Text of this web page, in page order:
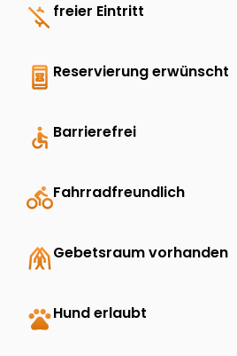
money_off freier Eintritt
book_online Reservierung erwünscht
accessible Barrierefrei
directions_bikeFahrradfreundlich
folded_handsGebetsraum vorhanden
petsHund erlaubt